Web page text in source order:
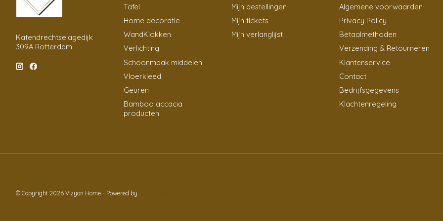
Katendrechtselagedijk
309A Rotterdam
Tafel
Home decoratie
WandKlokken
Verlichting
Schoonmaak middelen
Vloerkleed
Geuren
Bamboo accacia
producten
Mijn bestellingen
Mijn tickets
Mijn verlanglijst
Algemene voorwaarden
Privacy Policy
Betaalmethoden
Verzending & Retourneren
Klantenservice
Contact
Bedrijfsgegevens
Klachtenregeling
© Copyright 2026 Vizyon Home - Powered by